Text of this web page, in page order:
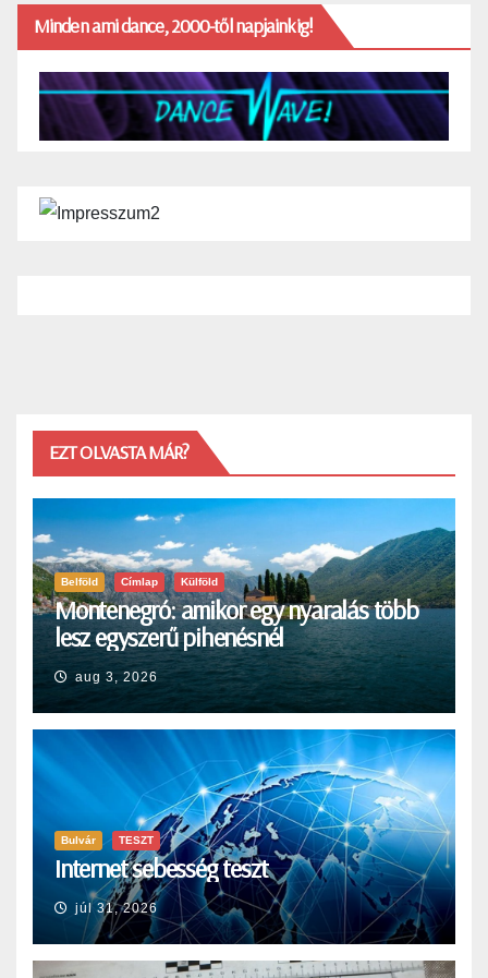
Minden ami dance, 2000-től napjainkig!
EZT OLVASTA MÁR?
Belföld Címlap Külföld
Montenegró: amikor egy nyaralás több
lesz egyszerű pihenésnél
aug 3, 2026
Bulvár TESZT
Internet sebesség teszt
júl 31, 2026